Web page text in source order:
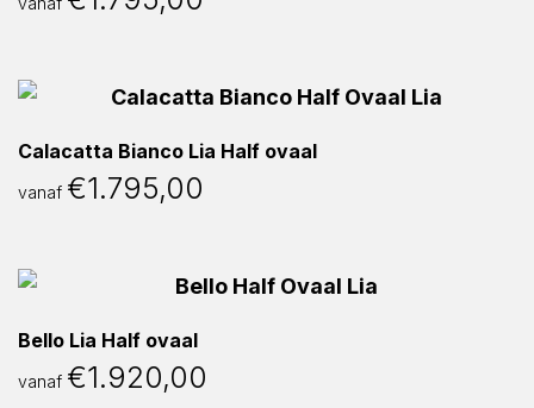
Calacatta Bianco Lia Half ovaal
vanaf €1.795,00
Bello Lia Half ovaal
vanaf €1.920,00